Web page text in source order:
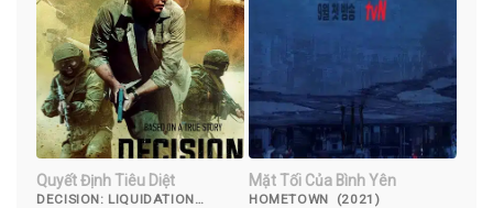
Quyết Định Tiêu Diệt
DECISION: LIQUIDATION
Mặt Tối Của Bình Yên
HOMETOWN (2021)